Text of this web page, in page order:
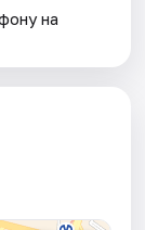
на